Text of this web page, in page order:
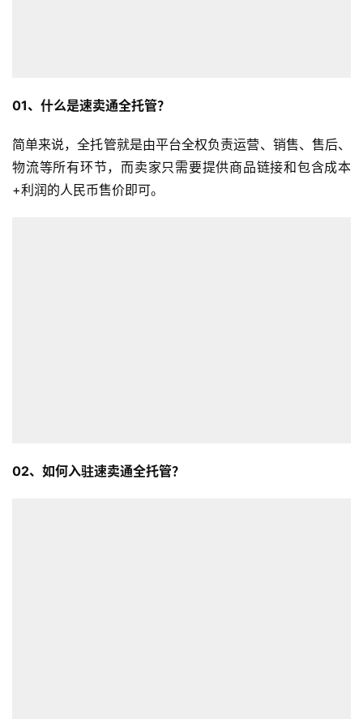
01、 什么是速卖通全托管？
简单来说，全托管就是由平台全权负责运营、销售、售后、
物流等所有环节，而卖家只需要提供商品链接和包含成本
+利润的人民币售价即可。
02、 如何入驻速卖通全托管？